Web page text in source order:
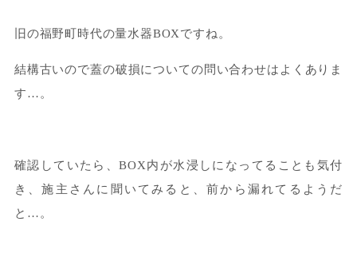
旧の福野町時代の量水器BOXですね。
結構古いので蓋の破損についての問い合わせはよくありま
す…。
確認していたら、BOX内が水浸しになってることも気付
き、施主さんに聞いてみると、前から漏れてるようだ
と…。